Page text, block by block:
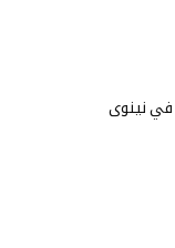
في نينوى